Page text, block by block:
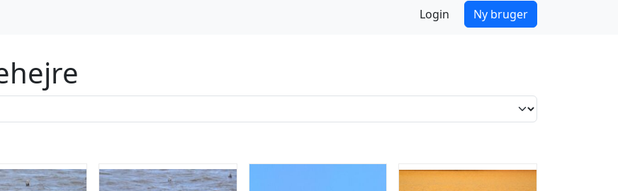
Login Ny bruger